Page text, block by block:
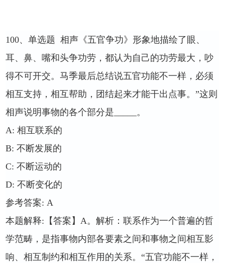
100、单选题 相声《五官争功》形象地描绘了眼、
耳、鼻、嘴和头争功劳，都认为自己的功劳最大，吵
得不可开交。马季最后总结说五官功能不一样，必须
相互支持，相互帮助，团结起来才能干出点事。”这则
相声说明事物的各个部分是
。
A:相互联系的
B:不断发展的
C:不断运动的
D:不断变化的
参考答案: A
本题解释: 【答案】A。解析：联系作为一个普遍的哲
学范畴，是指事物内部各要素之间和事物之间相互影
响、相互制约和相互作用的关系。“五官功能不一样，